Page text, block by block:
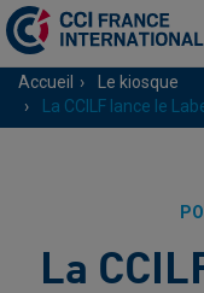
Accueil
Le kiosque
La CCILF lance le
La